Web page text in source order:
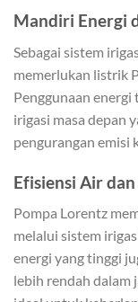
Mandiri Energi
Sebagai sistem
memerlukan listrik
Penggunaan
irigasi masa depan
pengurangan emisi
Efisiensi Air
Pompa Lorentz
melalui sistem
energi yang tinggi
lebih rendah dalam